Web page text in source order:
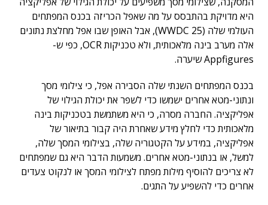
היא מדויקת בהתבסס על מה שאפל הכריזה בכנס המפתחים
העולמי שלה (WWDC 25), אבל האופן שבו אפל מחלצת נתונים
אלה מערב בינה מלאכותית, ולא טכניקות OCR, כפי ש-
Appfigures שיערה.
בכנס המפתחים השנתי שלה הסבירה אפל, כי צילומי מסך
ונתוני-מטא אחרים ישמשו כדי לשפר את יכולת הגילוי של
אפליקציה. החברה מסרה, כי היא משתמשת בטכניקות בינה
מלאכותית כדי לחלץ מידע שאחרת היה קבור בתיאור של
אפליקציה, במידע על הקטגוריה שלה, בצילומי המסך שלה,
למשל, או בנתוני-מטא אחרים. משמעות הדבר היא גם שמפתחים
לא צריכים להוסיף מילות מפתח לצילומי המסך או לנקוט צעדים
אחרים כדי להשפיע על התגים.